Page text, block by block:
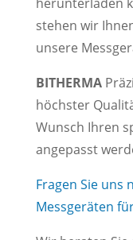
stehen wir
unsere
BITHERMA
höchster
Wunsch Ihren
angepasst
Fragen Sie uns
Messgeräten